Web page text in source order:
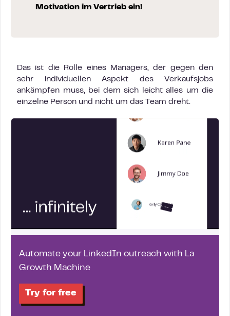
Motivation im Vertrieb ein!
Das ist die Rolle eines Managers, der gegen den
sehr individuellen Aspekt des Verkaufsjobs
ankämpfen muss, bei dem sich leicht alles um die
einzelne Person und nicht um das Team dreht.
Automate your LinkedIn outreach with La
Growth Machine
Try for free